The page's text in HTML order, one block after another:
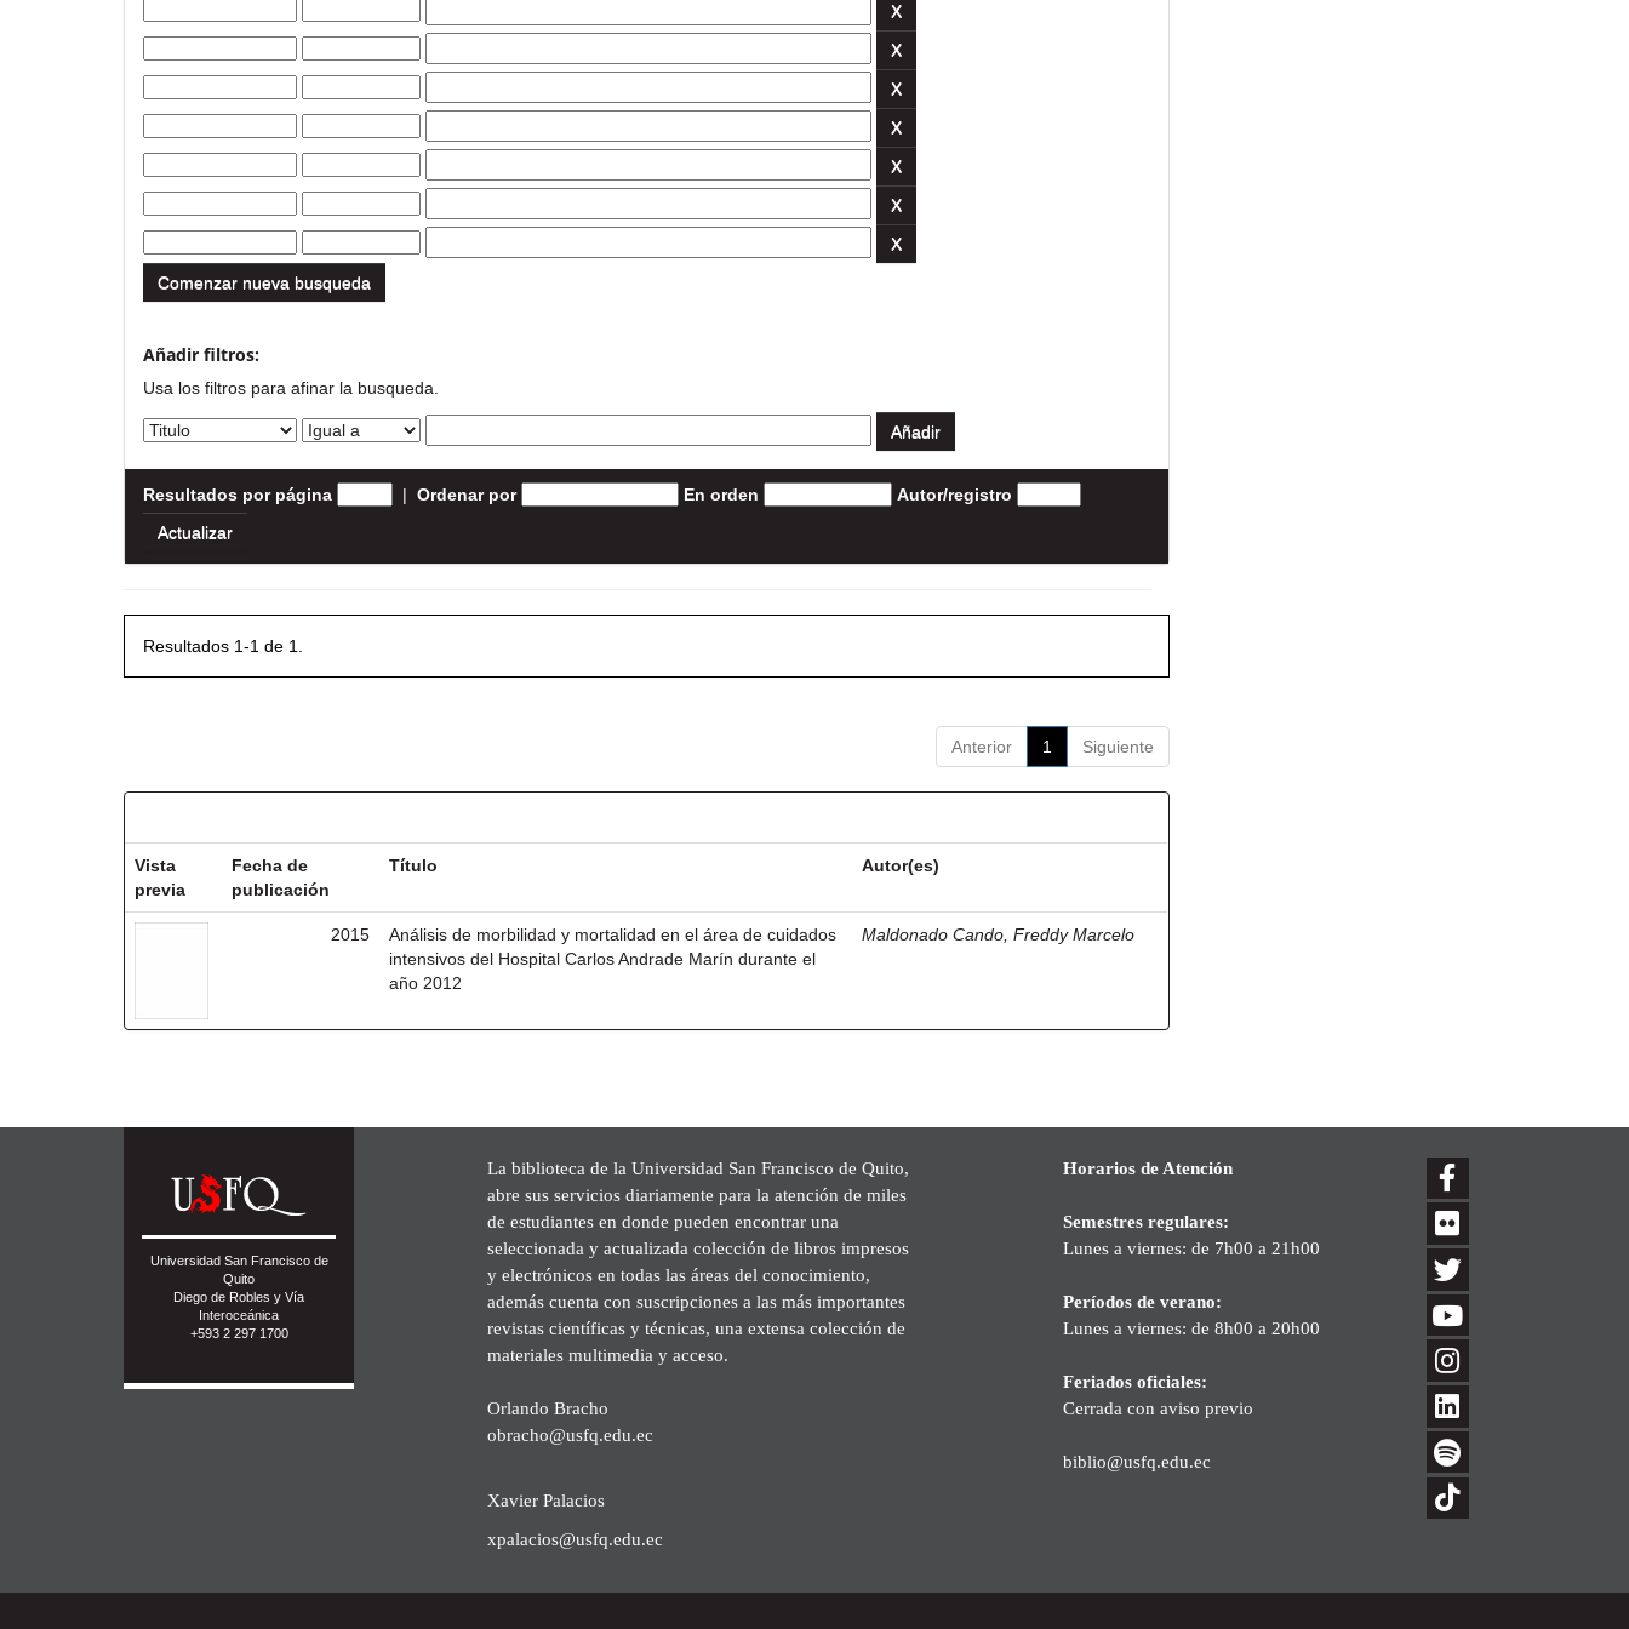
Comenzar nueva busqueda
Añadir filtros:
Usa los filtros para afinar la busqueda.
Resultados por página | Ordenar por En orden Autor/registro
Resultados 1-1 de 1.
Anterior 1 Siguiente
Vista
previa
Fecha de
publicación
Título Autor(es)
2015
Análisis de morbilidad y mortalidad en el área de cuidados
intensivos del Hospital Carlos Andrade Marín durante el
año 2012
Maldonado Cando, Freddy Marcelo
Universidad San Francisco de
Quito
Diego de Robles y Vía
Interoceánica
+593 2 297 1700
La biblioteca de la Universidad San Francisco de Quito,
abre sus servicios diariamente para la atención de miles
de estudiantes en donde pueden encontrar una
seleccionada y actualizada colección de libros impresos
y electrónicos en todas las áreas del conocimiento,
además cuenta con suscripciones a las más importantes
revistas científicas y técnicas, una extensa colección de
materiales multimedia y acceso.
Orlando Bracho
obracho@usfq.edu.ec
Xavier Palacios
xpalacios@usfq.edu.ec
Horarios de Atención
Semestres regulares:
Lunes a viernes: de 7h00 a 21h00
Períodos de verano:
Lunes a viernes: de 8h00 a 20h00
Feriados oficiales:
Cerrada con aviso previo
biblio@usfq.edu.ec